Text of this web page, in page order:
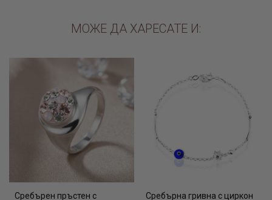
МОЖЕ ДА ХАРЕСАТЕ И:
Сребърен пръстен с Сребърна гривна с циркон